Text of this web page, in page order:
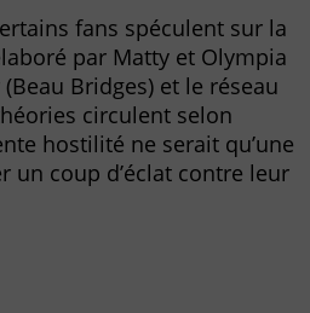
fans spéculent sur la
par Matty et Olympia
Bridges) et le réseau
circulent selon
hostilité ne serait qu’une
un coup d’éclat contre leur